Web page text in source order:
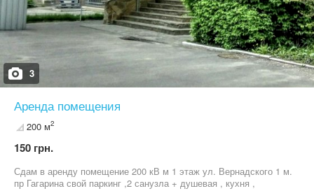
3
Аренда помещения
200 м2
150 грн.
Сдам в аренду помещение 200 кВ м 1 этаж ул. Вернадского 1 м.
пр Гагарина свой паркинг ,2 санузла + душевая , кухня ,